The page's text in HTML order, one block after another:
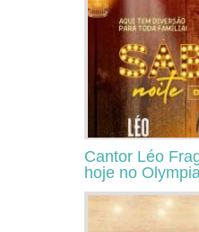
Cantor Léo
hoje no